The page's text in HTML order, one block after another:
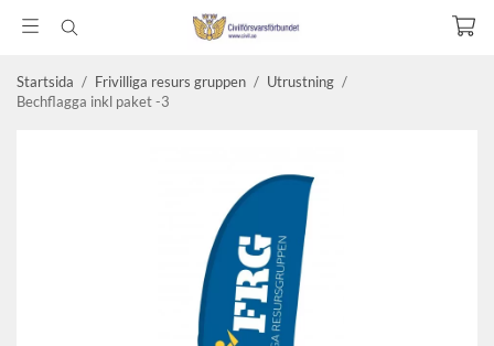
Startsida / Frivilliga resurs gruppen / Utrustning /
Bechflagga inkl paket -3